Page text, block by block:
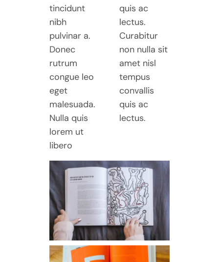
tincidunt
nibh
pulvinar a.
Donec
rutrum
congue leo
eget
malesuada.
Nulla quis
lorem ut
libero
quis ac
lectus.
Curabitur
non nulla sit
amet nisl
tempus
convallis
quis ac
lectus.